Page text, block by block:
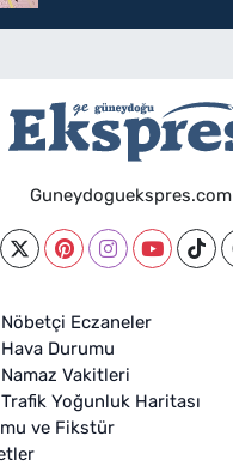
Guneydoguekspres.com
Eczaneler
Durumu
Vakitleri
Yoğunluk Haritası
ve Fikstür